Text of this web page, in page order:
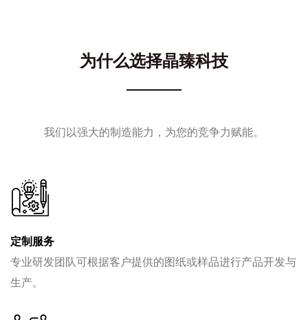
为什么选择晶臻科技
我们以强大的制造能力，为您的竞争力赋能。
定制服务
专业研发团队可根据客户提供的图纸或样品进行产品开发与
生产。